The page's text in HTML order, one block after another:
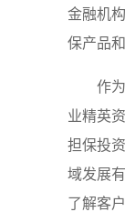
金融机
保产品
作
业精英
担保投
域发展
了解客